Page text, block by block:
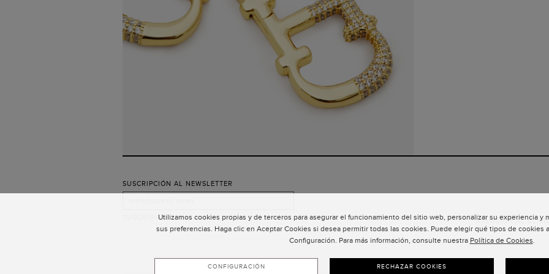
Utilizamos cookies propias y de terceros para asegurar el funcionamiento del sitio web, personalizar su experiencia y
sus preferencias. Haga clic en Aceptar Cookies si desea permitir todas las cookies. Puede elegir qué tipos de cookies
Configuración. Para más información, consulte nuestra Política de Cookies.
CONFIGURACIÓN RECHAZAR COOKIES
ATENCIÓN AL
SUSCRIPCIÓN AL NEWSLETTER
SUSCRIBIRSE